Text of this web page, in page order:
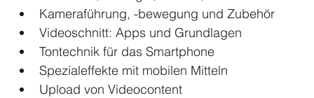
Kameraführung, -bewegung und Zubehör
Videoschnitt: Apps und Grundlagen
Tontechnik für das Smartphone
Spezialeffekte mit mobilen Mitteln
Upload von Videocontent